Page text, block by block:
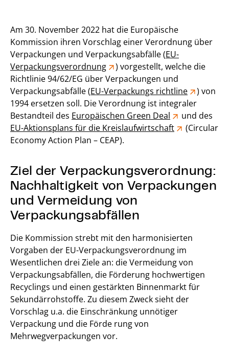
Am 30. November 2022 hat die Europäische
Kommission ihren Vorschlag einer Verordnung über
Verpackungen und Verpackungsabfälle (EU-
Verpackungsverordnung
) vorgestellt, welche die
Richtlinie 94/62/EG über Verpackungen und
Verpackungsabfälle (EU-Verpackungs richtline
) von
1994 ersetzen soll. Die Verordnung ist integraler
Bestandteil des Europäischen Green Deal
und des
EU-Aktionsplans für die Kreislaufwirtschaft
(Circular
Economy Action Plan – CEAP).
Ziel der Verpackungsverordnung:
Nachhaltigkeit von Verpackungen
und Vermeidung von
Verpackungsabfällen
Die Kommission strebt mit den harmonisierten
Vorgaben der EU-Verpackungsverordnung im
Wesentlichen drei Ziele an: die Vermeidung von
Verpackungsabfällen, die Förderung hochwertigen
Recyclings und einen gestärkten Binnenmarkt für
Sekundärrohstoffe. Zu diesem Zweck sieht der
Vorschlag u.a. die Einschränkung unnötiger
Verpackung und die Förde rung von
Mehrwegverpackungen vor.